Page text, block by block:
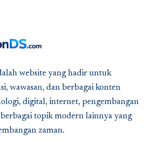
website yang hadir untuk
wawasan, dan berbagai konten
digital, internet, pengembangan
berbagai topik modern lainnya yang
zaman.